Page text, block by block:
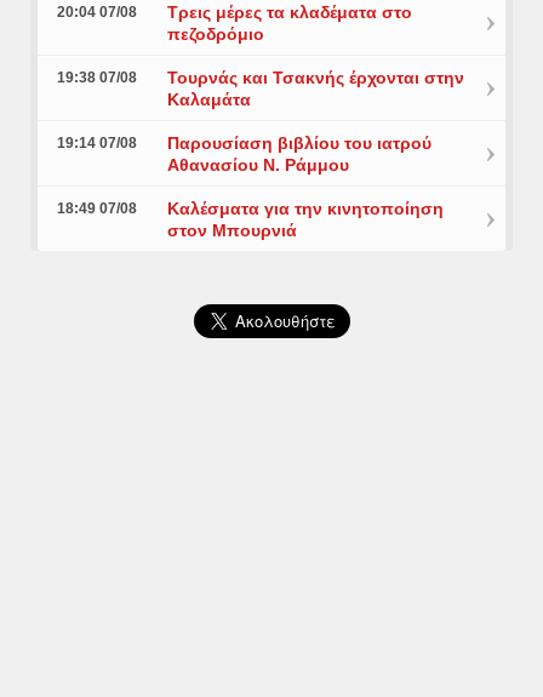
20:04 07/08
Τρεις μέρες τα κλαδέματα στο
πεζοδρόμιο
19:38 07/08
Τουρνάς και Τσακνής έρχονται στην
Καλαμάτα
19:14 07/08
Παρουσίαση βιβλίου του ιατρού
Αθανασίου Ν. Ράμμου
18:49 07/08
Καλέσματα για την κινητοποίηση
στον Μπουρνιά